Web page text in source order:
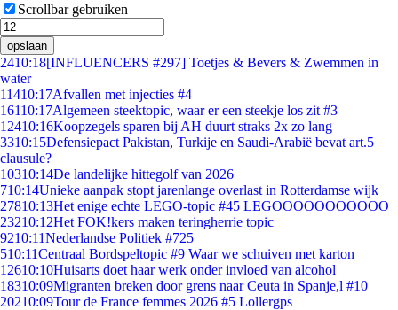
Scrollbar gebruiken
opslaan
2410:18[INFLUENCERS #297] Toetjes & Bevers & Zwemmen in
water
11410:17Afvallen met injecties #4
16110:17Algemeen steektopic, waar er een steekje los zit #3
12410:16Koopzegels sparen bij AH duurt straks 2x zo lang
3310:15Defensiepact Pakistan, Turkije en Saudi-Arabië bevat art.5
clausule?
10310:14De landelijke hittegolf van 2026
710:14Unieke aanpak stopt jarenlange overlast in Rotterdamse wijk
27810:13Het enige echte LEGO-topic #45 LEGOOOOOOOOOOO
23210:12Het FOK!kers maken teringherrie topic
9210:11Nederlandse Politiek #725
510:11Centraal Bordspeltopic #9 Waar we schuiven met karton
12610:10Huisarts doet haar werk onder invloed van alcohol
18310:09Migranten breken door grens naar Ceuta in Spanje,l #10
20210:09Tour de France femmes 2026 #5 Lollergps